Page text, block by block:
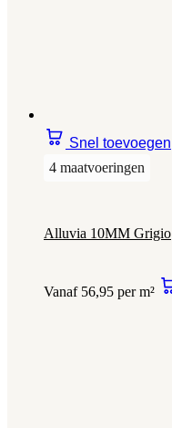
Snel toevoegen
4 maatvoeringen
Alluvia 10MM Grigio
Vanaf 56,95 per m²